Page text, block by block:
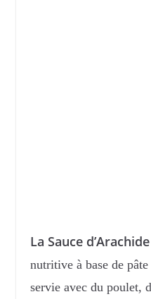
La Sauce d’Arachide
nutritive à base de
servie avec du poulet,